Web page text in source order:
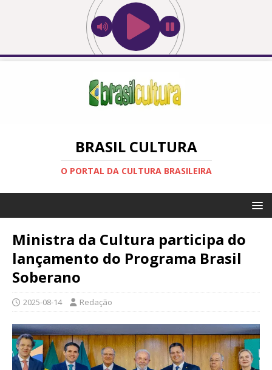
BRASIL CULTURA
O PORTAL DA CULTURA BRASILEIRA
Ministra da Cultura participa do
lançamento do Programa Brasil
Soberano
2025-08-14 Redação